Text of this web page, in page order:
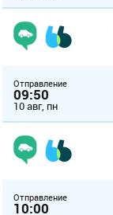
Отправление
09:50
10 авг, пн
Отправление
10:00